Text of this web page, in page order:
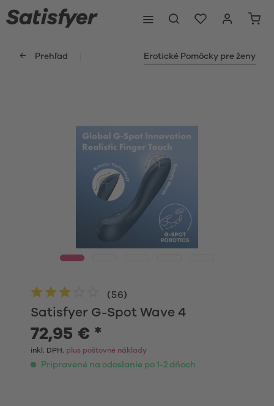
Prehľad Erotické Pomôcky pre ženy
Satisfyer G-Spot Wave 4
(56)
72,95 € *
inkl. DPH. plus poštovné náklady
Pripravené na odoslanie po 1-2 dňoch